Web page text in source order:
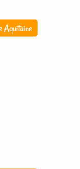
Aquitaine